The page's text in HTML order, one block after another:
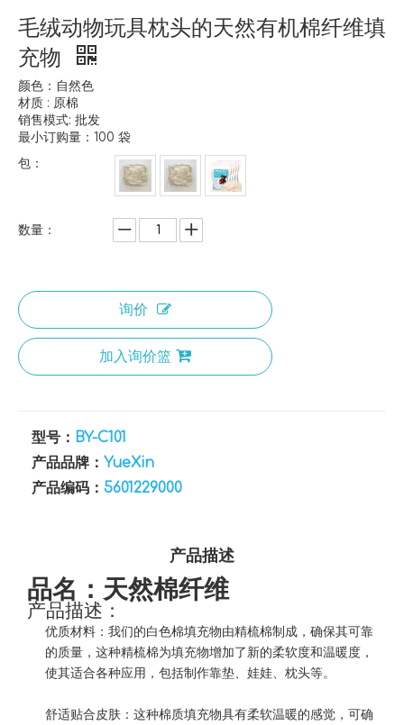
毛绒动物玩具枕头的天然有机棉纤维填
充物
颜色：自然色
材质 : 原棉
销售模式: 批发
最小订购量：100 袋
包：
数量：
询价
加入询价篮
型号： BY-C101
产品品牌： YueXin
产品编码： 5601229000
产品描述
品名：天然棉纤维
产品描述：
优质材料：我们的白色棉填充物由精梳棉制成，确保其可靠
的质量，这种精梳棉为填充物增加了新的柔软度和温暖度，
使其适合各种应用，包括制作靠垫、娃娃、枕头等。
舒适贴合皮肤：这种棉质填充物具有柔软温暖的感觉，可确